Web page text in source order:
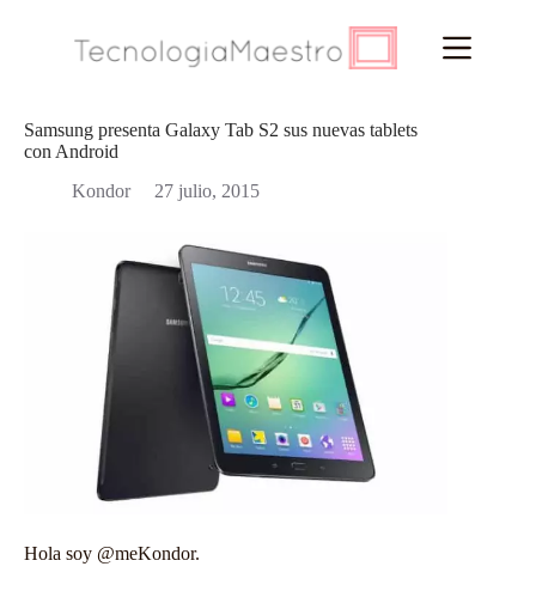
Samsung presenta Galaxy Tab S2 sus nuevas tablets
con Android
Kondor
27 julio, 2015
Hola soy @meKondor.